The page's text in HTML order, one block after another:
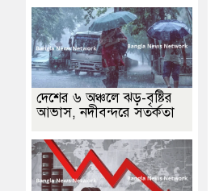
দেশের ৬ অঞ্চলে ঝড়-বৃষ্টির
আভাস, নদীবন্দরে সতর্কতা